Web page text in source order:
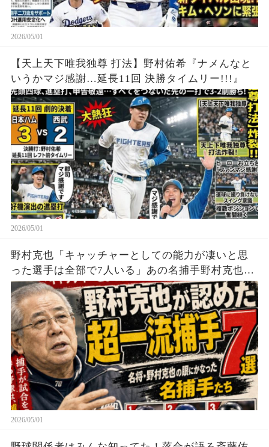
2026/05/01
【天上天下唯我独尊 打法】野村佑希『ナメんなと
いうかマジ感謝…延長11回 決勝タイムリー!!!』
2026/05/01
野村克也「キャッチャーとしての能力が凄いと思
った選手は全部で7人いる」あの名捕手野村克也が
超一流と絶賛したキャッチャー7選
2026/05/01